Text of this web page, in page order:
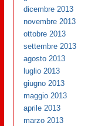
dicembre 2013
novembre 2013
ottobre 2013
settembre 2013
agosto 2013
luglio 2013
giugno 2013
maggio 2013
aprile 2013
marzo 2013